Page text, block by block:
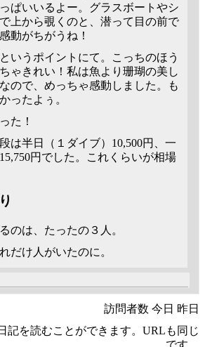
ぱいいるよー。グラスボートやシ
上から覗くのと、潜って目の前で
動がちがうね！
いうポイントにて。こっちのほう
ゃきれい！私は魚より珊瑚の美し
ので、めっちゃ感動しました。も
ったよぅ。
た！
は半日（１ダイブ）10,500円、一
円でした。これくらいが相場
のは、たったの３人。
だけ人がいたのに。
訪問者数 今日 昨日
記を読むことができます。URLも同じ
です。